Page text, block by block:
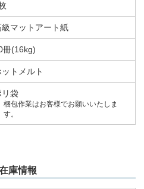
級マットアート紙
冊(16kg)
トメルト
リ袋
梱包作業はお客様でお願いいたしま
す。
庫情報